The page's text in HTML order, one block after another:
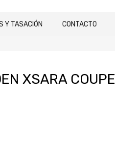
Y TASACIÓN CONTACTO
XSARA COUPE